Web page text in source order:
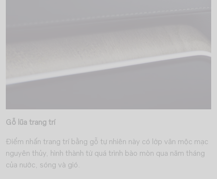
Gỗ lũa trang trí
Điểm nhấn trang trí bằng gỗ tự nhiên này có lớp vân mộc mạc
nguyên thủy, hình thành từ quá trình bào mòn qua năm tháng
của nước, sóng và gió.